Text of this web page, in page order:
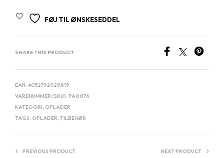
FØJ TIL ØNSKESEDDEL
SHARE THIS PRODUCT
EAN: 4052792029819
VARENUMMER (SKU): PA0076
KATEGORI: OPLADER
TAGS: OPLADER,TILBEHØR
PREVIOUS PRODUCT NEXT PRODUCT